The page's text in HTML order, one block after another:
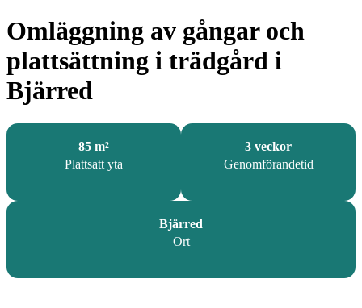
Omläggning av gångar och
plattsättning i trädgård i
Bjärred
85 m²
Plattsatt yta
3 veckor
Genomförandetid
Bjärred
Ort